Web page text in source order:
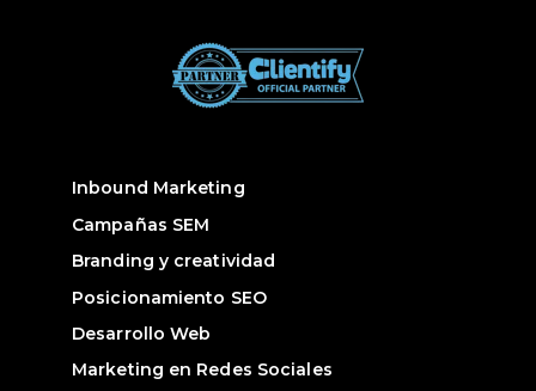
Inbound Marketing
Campañas SEM
Branding y creatividad
Posicionamiento SEO
Desarrollo Web
Marketing en Redes Sociales